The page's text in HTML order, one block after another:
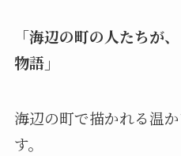
「海辺の町の人たちが
物語」
海辺の町で描かれる温
す。